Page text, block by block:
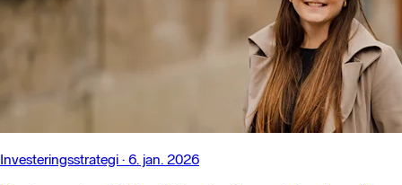
Investeringsstrategi · 6. jan. 2026